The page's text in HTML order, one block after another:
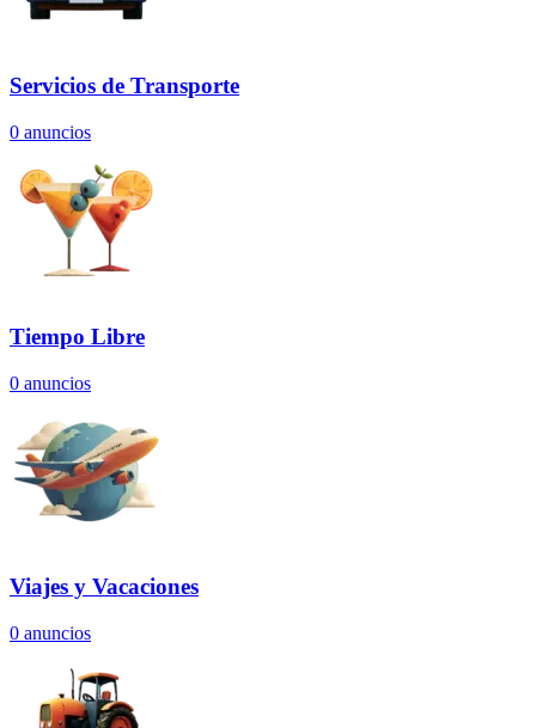
Servicios de Transporte
0 anuncios
Tiempo Libre
0 anuncios
Viajes y Vacaciones
0 anuncios